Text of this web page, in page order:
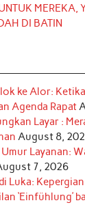
MEREKA,
DI BATIN
ke Alor:
Agenda Rapat
Layar :
August 8,
Layanan:
7, 2026
Luka:
‘Einfühlung’